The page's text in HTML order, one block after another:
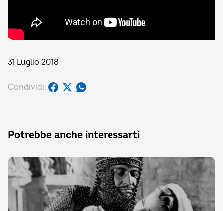
31 Luglio 2018
Condividi:
Potrebbe anche interessarti